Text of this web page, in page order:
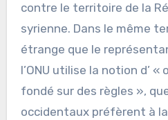
contre le territoire de la
syrienne. Dans le même
étrange que le
l’ONU utilise la notion d’
fondé sur des règles »,
occidentaux préfèrent à